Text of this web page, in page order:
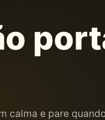
calma e pare